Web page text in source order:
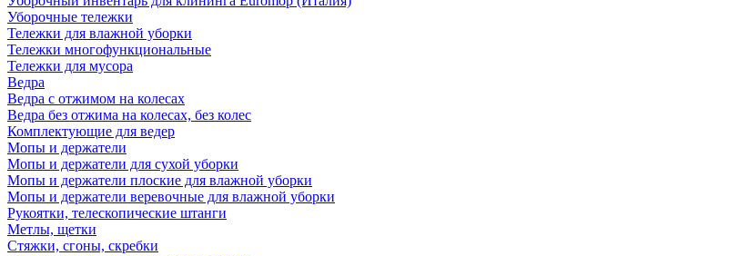
Уборочные тележки
Тележки для влажной уборки
Тележки многофункциональные
Тележки для мусора
Ведра
Ведра с отжимом на колесах
Ведра без отжима на колесах, без колес
Комплектующие для ведер
Мопы и держатели
Мопы и держатели для сухой уборки
Мопы и держатели плоские для влажной уборки
Мопы и держатели веревочные для влажной уборки
Рукоятки, телескопические штанги
Метлы, щетки
Стяжки, сгоны, скребки